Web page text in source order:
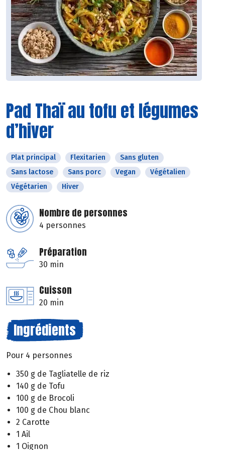
Pad Thaï au tofu et légumes
d’hiver
Plat principal Flexitarien
Sans gluten
Sans lactose
Sans porc Vegan
Végétalien
Végétarien
Hiver
Nombre de personnes
4 personnes
Préparation
30 min
Cuisson
20 min
Ingrédients
Pour 4 personnes
350 g de Tagliatelle de riz
140 g de Tofu
100 g de Brocoli
100 g de Chou blanc
2 Carotte
1 Ail
1 Oignon